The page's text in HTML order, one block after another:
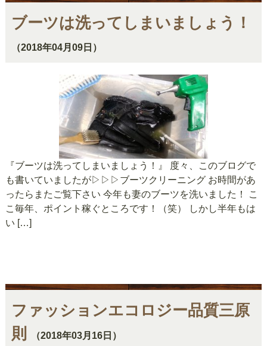
ブーツは洗ってしまいましょう！
（2018年04月09日）
『ブーツは洗ってしまいましょう！』 度々、このブログで
も書いていましたが▷▷▷ブーツクリーニング お時間があ
ったらまたご覧下さい 今年も妻のブーツを洗いました！ こ
こ毎年、ポイント稼ぐところです！（笑） しかし半年もは
い […]
ファッションエコロジー品質三原
則
（2018年03月16日）